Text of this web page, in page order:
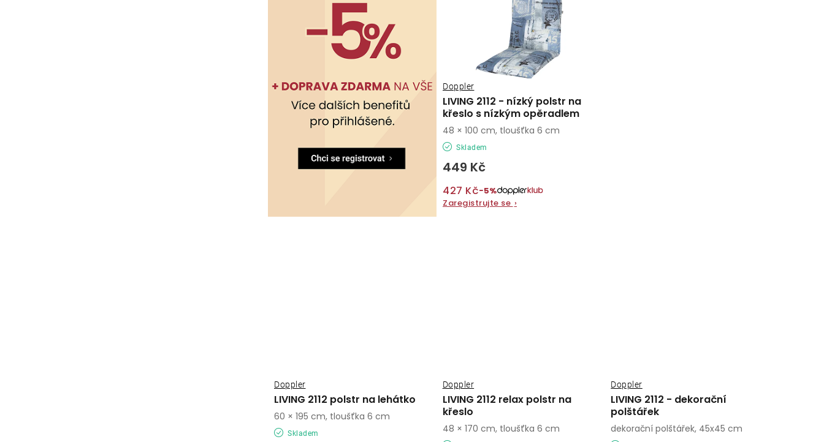
LIVING 2112 - nízký polstr na
křeslo s nízkým opěradlem
Doppler
Skladem
449 Kč
427 Kč−5%
Zaregistrujte se ›
48 × 100 cm, tloušťka 6 cm
LIVING 2112 polstr na lehátko
Doppler
Skladem
60 × 195 cm, tloušťka 6 cm
LIVING 2112 relax polstr na
křeslo
Doppler
48 × 170 cm, tloušťka 6 cm
LIVING 2112 - dekorační
polštářek
Doppler
dekorační polštářek, 45x45 cm